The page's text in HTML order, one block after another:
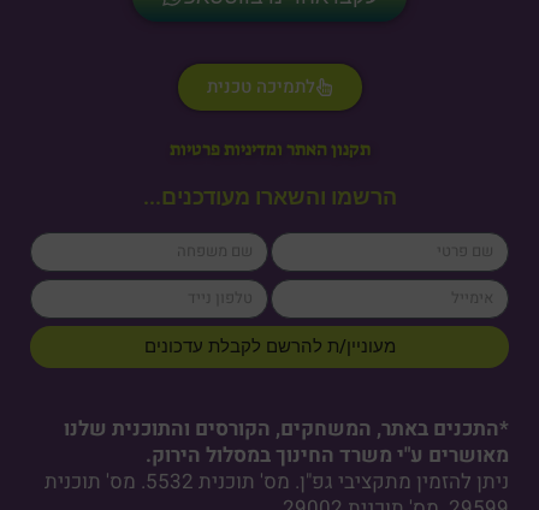
לתמיכה טכנית
תקנון האתר ומדיניות פרטיות
*התכנים באתר, המשחקים, הקורסים והתוכנית שלנו
מאושרים ע"י משרד החינוך במסלול הירוק.
ניתן להזמין מתקציבי גפ"ן. מס' תוכנית 5532. מס' תוכנית
הרשמו והשארו מעודכנים...
firstName
lastName
email
cellPhone
מעוניין/ת להרשם לקבלת עדכונים